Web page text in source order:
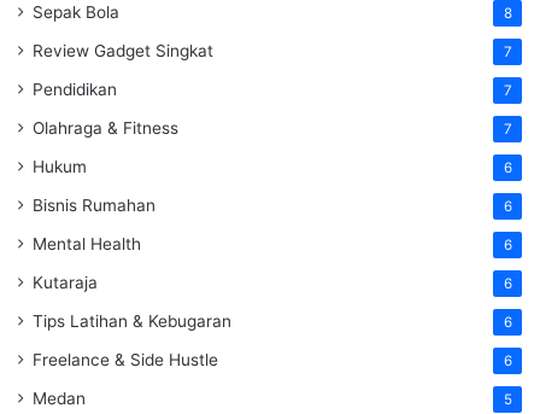
Sepak Bola 8
Review Gadget Singkat 7
Pendidikan 7
Olahraga & Fitness 7
Hukum 6
Bisnis Rumahan 6
Mental Health 6
Kutaraja 6
Tips Latihan & Kebugaran 6
Freelance & Side Hustle 6
Medan 5